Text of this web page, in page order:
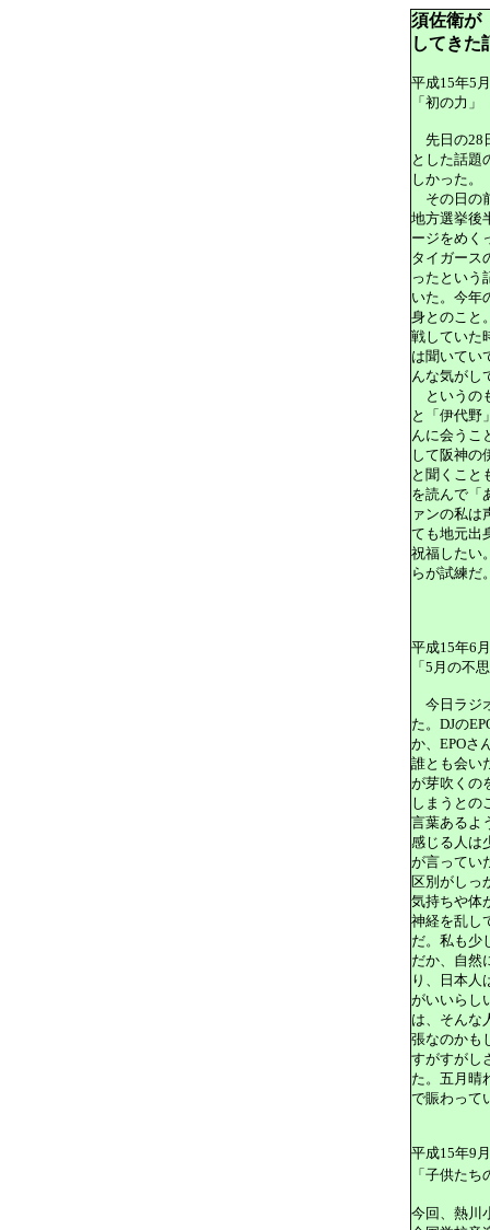
須佐衛が
してきた
平成15年5
「初の力」
先日の28
とした話題
しかった。
その日の
地方選挙後
ージをめく
タイガース
ったという
いた。今年
身とのこと
戦していた
は聞いてい
んな気がし
というの
と「伊代野
んに会うこ
して阪神の
と聞くこと
を読んで「
ァンの私
ても地元出
祝福したい
らが試練だ
平成15年6
「5月の不
今日ラジ
た。DJの
か、EPOさ
誰とも会い
が芽吹くの
しまうとの
言葉あるよ
感じる人は
が言ってい
区別がしっ
気持ちや体
神経を乱し
だ。私も少
だか、自然
り、日本人
がいいらし
は、そんな
張なのかも
すがすがし
た。五月晴
で賑わって
平成15年9
「子供た
今回、熱川